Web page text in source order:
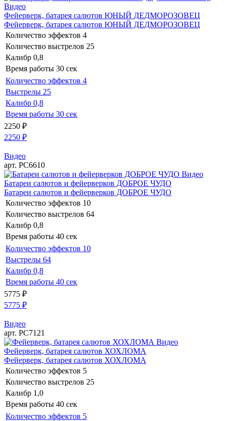
Видео
Фейерверк, батарея салютов ЮНЫЙ ДЕДМОРОЗОВЕЦ
Фейерверк, батарея салютов ЮНЫЙ ДЕДМОРОЗОВЕЦ
Количество эффектов 4
Количество выстрелов 25
Калибр 0,8
Время работы 30 сек
Количество эффектов 4
Выстрелы 25
Калибр 0,8
Время работы 30 сек
2250 ₽
2250 ₽
Видео
арт. РС6610
Видео
Батареи салютов и фейерверков ДОБРОЕ ЧУДО
Батареи салютов и фейерверков ДОБРОЕ ЧУДО
Количество эффектов 10
Количество выстрелов 64
Калибр 0,8
Время работы 40 сек
Количество эффектов 10
Выстрелы 64
Калибр 0,8
Время работы 40 сек
5775 ₽
5775 ₽
Видео
арт. РС7121
Видео
Фейерверк, батарея салютов ХОХЛОМА
Фейерверк, батарея салютов ХОХЛОМА
Количество эффектов 5
Количество выстрелов 25
Калибр 1,0
Время работы 40 сек
Количество эффектов 5